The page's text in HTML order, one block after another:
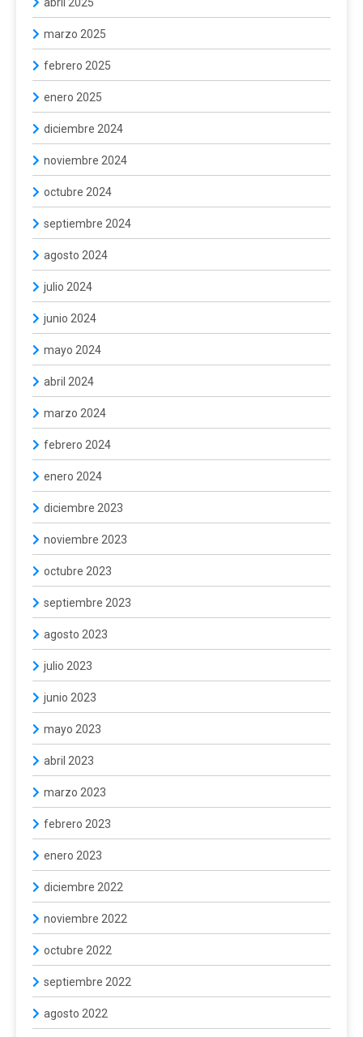
marzo 2025
febrero 2025
enero 2025
diciembre 2024
noviembre 2024
octubre 2024
septiembre 2024
agosto 2024
julio 2024
junio 2024
mayo 2024
abril 2024
marzo 2024
febrero 2024
enero 2024
diciembre 2023
noviembre 2023
octubre 2023
septiembre 2023
agosto 2023
julio 2023
junio 2023
mayo 2023
abril 2023
marzo 2023
febrero 2023
enero 2023
diciembre 2022
noviembre 2022
octubre 2022
septiembre 2022
agosto 2022